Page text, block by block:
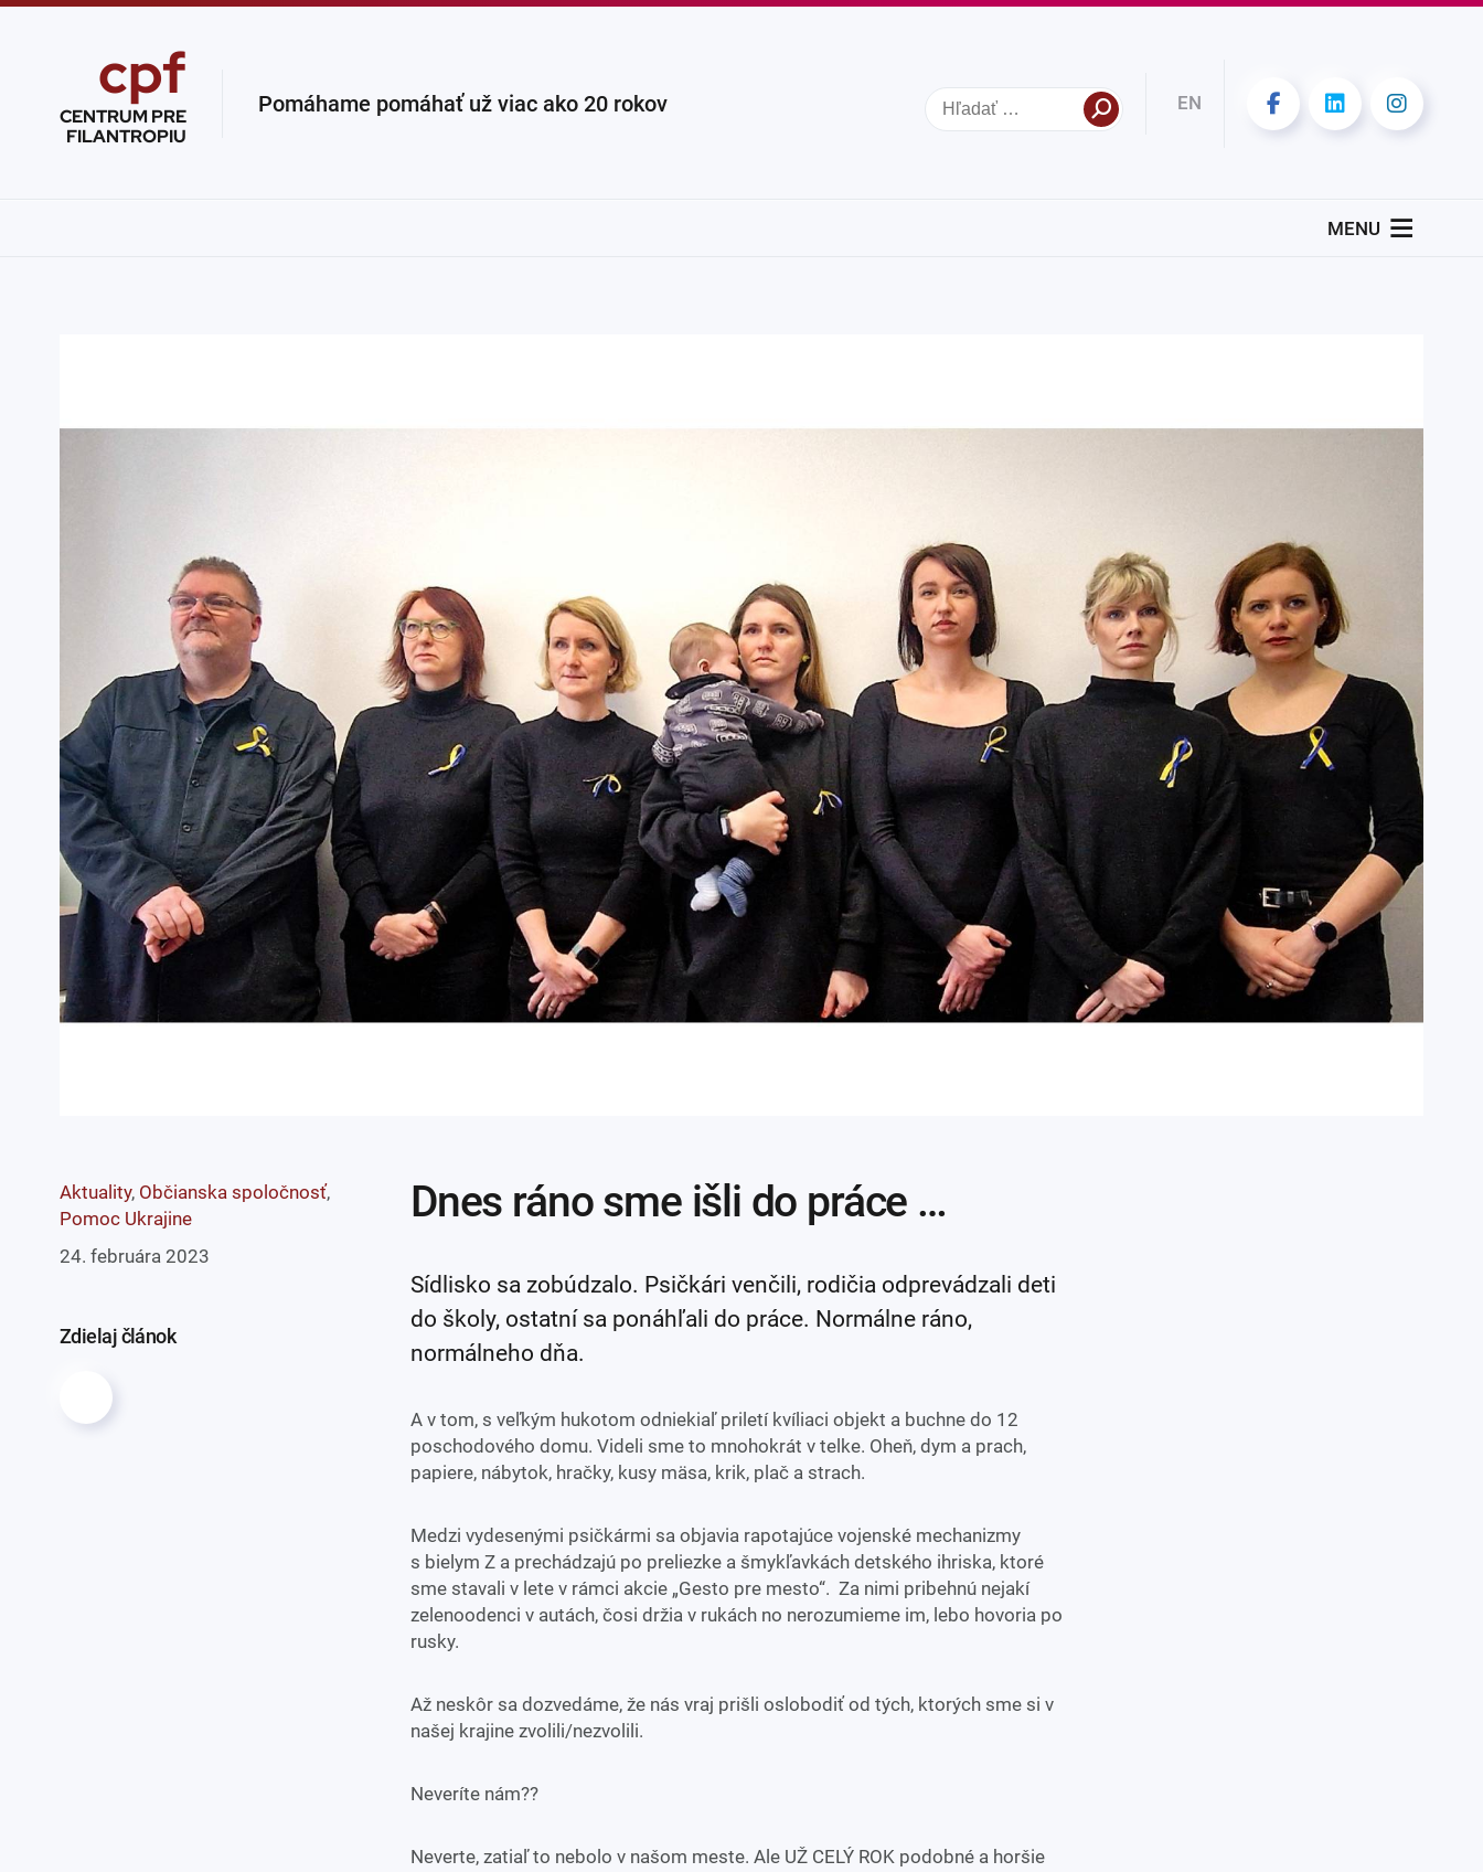
cpf
CENTRUM PRE
FILANTROPIU
Pomáhame pomáhať už viac ako 20 rokov EN
MENU
Aktuality, Občianska spoločnosť,
Pomoc Ukrajine
24. februára 2023
Zdielaj článok
Dnes ráno sme išli do práce …
Sídlisko sa zobúdzalo. Psičkári venčili, rodičia odprevádzali deti
do školy, ostatní sa ponáhľali do práce. Normálne ráno,
normálneho dňa.
A v tom, s veľkým hukotom odniekiaľ priletí kvíliaci objekt a buchne do 12
poschodového domu. Videli sme to mnohokrát v telke. Oheň, dym a prach,
papiere, nábytok, hračky, kusy mäsa, krik, plač a strach.
Medzi vydesenými psičkármi sa objavia rapotajúce vojenské mechanizmy
s bielym Z a prechádzajú po preliezke a šmykľavkách detského ihriska, ktoré
sme stavali v lete v rámci akcie „Gesto pre mesto“. Za nimi pribehnú nejakí
zelenoodenci v autách, čosi držia v rukách no nerozumieme im, lebo hovoria po
rusky.
Až neskôr sa dozvedáme, že nás vraj prišli oslobodiť od tých, ktorých sme si v
našej krajine zvolili/nezvolili.
Neveríte nám??
Neverte, zatiaľ to nebolo v našom meste. Ale UŽ CELÝ ROK podobné a horšie